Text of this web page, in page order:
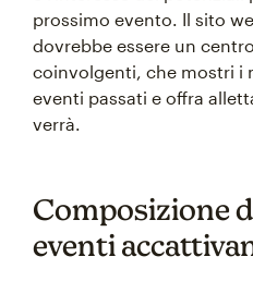
prossimo evento. Il sito
dovrebbe essere un
coinvolgenti, che mostri i
eventi passati e offra
verrà.
Composizione
eventi